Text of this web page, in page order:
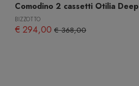
Comodino 2 cassetti Otilia Deep
BIZZOTTO
€ 294,00 € 368,00